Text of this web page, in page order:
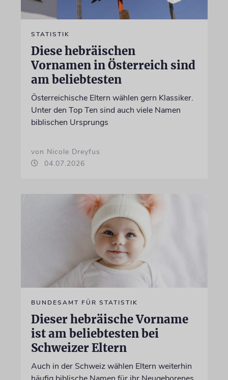
STATISTIK
Diese hebräischen
Vornamen in Österreich sind
am beliebtesten
Österreichische Eltern wählen gern Klassiker.
Unter den Top Ten sind auch viele Namen
biblischen Ursprungs
von Nicole Dreyfus
04.07.2026
BUNDESAMT FÜR STATISTIK
Dieser hebräische Vorname
ist am beliebtesten bei
Schweizer Eltern
Auch in der Schweiz wählen Eltern weiterhin